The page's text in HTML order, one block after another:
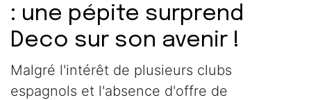
: une pépite surprend
Deco sur son avenir !
Malgré l'intérêt de plusieurs clubs
espagnols et l'absence d'offre de